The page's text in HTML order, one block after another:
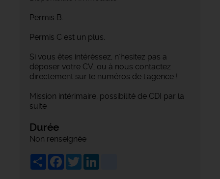
Permis B.
Permis C est un plus.
Si vous êtes intéréssez, n'hesitez pas a
déposer votre CV, ou à nous contactez
directement sur le numéros de l'agence !
Mission intérimaire, possibilité de CDI par la
suite
Durée
Non renseignée
ShareFacebook
Twitter